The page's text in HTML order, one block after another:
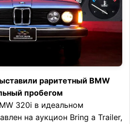
раритетный BMW
пробегом
320i в идеальном
на аукцион Bring a Trailer,